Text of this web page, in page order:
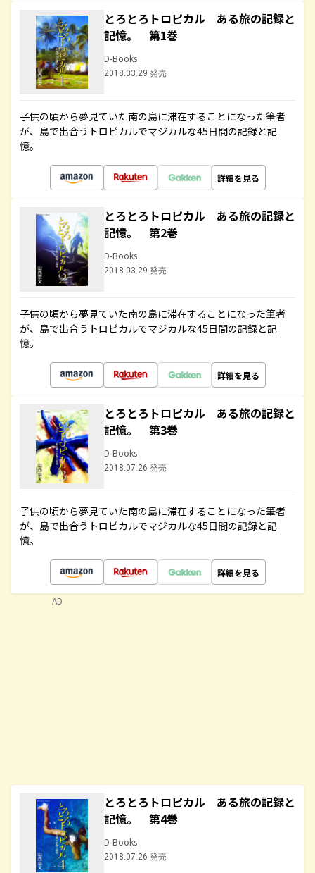
とろとろトロピカル ある旅の記録と
記憶。 第1巻
D-Books
2018.03.29 発売
子供の頃から夢見ていた南の島に滞在することになった筆者
が、島で出合うトロピカルでマジカルな45日間の記録と記
憶。
詳細を見る
とろとろトロピカル ある旅の記録と
記憶。 第2巻
D-Books
2018.03.29 発売
子供の頃から夢見ていた南の島に滞在することになった筆者
が、島で出合うトロピカルでマジカルな45日間の記録と記
憶。
詳細を見る
とろとろトロピカル ある旅の記録と
記憶。 第3巻
D-Books
2018.07.26 発売
子供の頃から夢見ていた南の島に滞在することになった筆者
が、島で出合うトロピカルでマジカルな45日間の記録と記
憶。
詳細を見る
とろとろトロピカル ある旅の記録と
記憶。 第4巻
D-Books
2018.07.26 発売
AD